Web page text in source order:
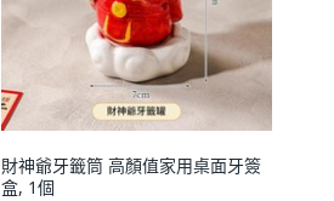
財神爺牙籤筒 高顏值家用桌面牙簽
盒, 1個